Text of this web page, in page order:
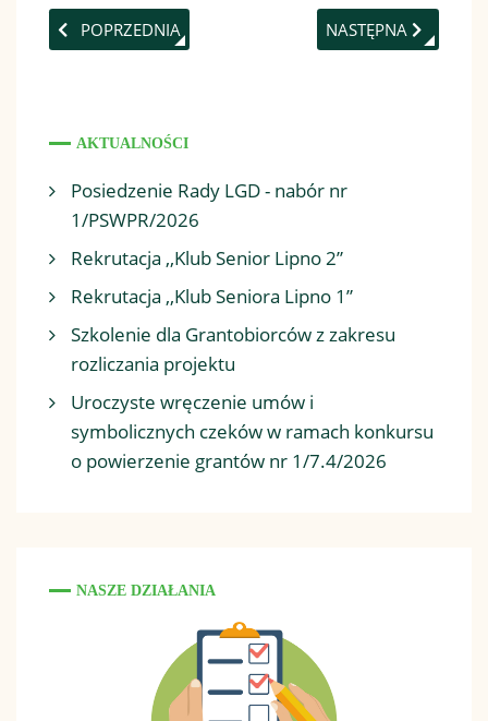
POPRZEDNIA STRONA: SZKOLENIE/WARSZTATY DLA
POPRZEDNIA NASTĘPNA
NASTĘPNA
AKTUALNOŚCI
Posiedzenie Rady LGD - nabór nr
1/PSWPR/2026
Rekrutacja ,,Klub Senior Lipno 2”
Rekrutacja ,,Klub Seniora Lipno 1”
Szkolenie dla Grantobiorców z zakresu
rozliczania projektu
Uroczyste wręczenie umów i
symbolicznych czeków w ramach konkursu
o powierzenie grantów nr 1/7.4/2026
NASZE DZIAŁANIA